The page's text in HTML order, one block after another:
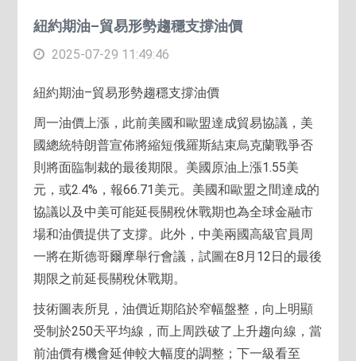
紐約期油–貿易形勢趨穩支撐油價
2025-07-29 11:49:46
紐約期油–貿易形勢趨穩支撐油價
周一油價上漲，此前美國和歐盟達成貿易協議，美
國總統特朗普宣佈將縮短俄羅斯結束烏克蘭戰爭否
則將面臨制裁的最後期限。美國原油上漲1.55美
元，或2.4%，報66.71美元。美國和歐盟之間達成的
協議以及中美可能延長關稅休戰期也為全球金融市
場和油價提供了支撐。此外，中美兩國高級官員周
一將在斯德哥爾摩舉行會議，試圖在8月12日的最後
期限之前延長關稅休戰期。
技術圖表所見，油價近期陷於窄幅盤整，向上明顯
受制於250天平均線，而上周跌破了上升趨向線，當
前油價有機會延伸較大幅度的調整；下一級看至